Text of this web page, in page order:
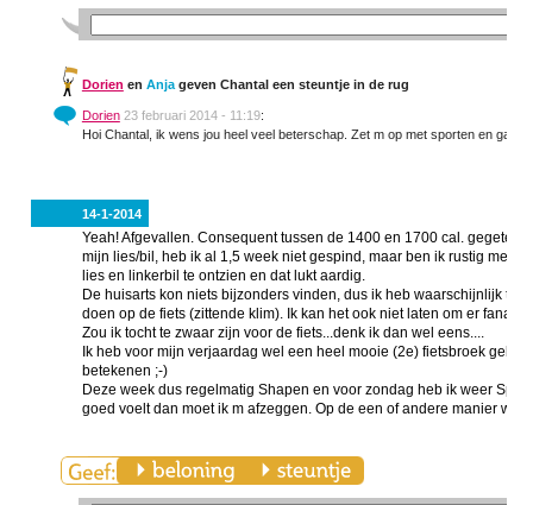
Dorien en Anjageven Chantal een steuntje in de rug
Dorien 23 februari 2014 - 11:19:
Hoi Chantal, ik wens jou heel veel beterschap. Zet m op met sporten en ga
14-1-2014
Yeah! Afgevallen. Consequent tussen de 1400 en 1700 cal. gegeten
mijn lies/bil, heb ik al 1,5 week niet gespind, maar ben ik rustig mee
lies en linkerbil te ontzien en dat lukt aardig.
De huisarts kon niets bijzonders vinden, dus ik heb waarschijnlijk
doen op de fiets (zittende klim). Ik kan het ook niet laten om er
Zou ik tocht te zwaar zijn voor de fiets...denk ik dan wel eens....
Ik heb voor mijn verjaardag wel een heel mooie (2e) fietsbroek
betekenen ;-)
Deze week dus regelmatig Shapen en voor zondag heb ik weer
goed voelt dan moet ik m afzeggen. Op de een of andere manier wil